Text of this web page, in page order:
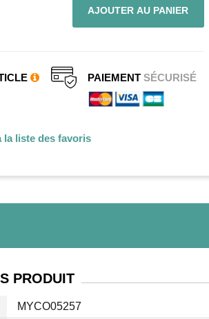
AJOUTER AU PANIER
PAIEMENTSÉCURISÉ
la liste des favoris
PRODUIT
MYCO05257